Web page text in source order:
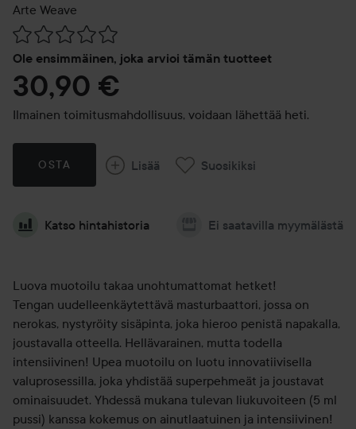
Arte Weave
Ole ensimmäinen, joka arvioi tämän tuotteet
Siirtyä jhk Arvosana & kommentit
30,90 €
Ilmainen toimitusmahdollisuus, voidaan lähettää heti.
OSTA Lisää Suosikiksi
Katso hintahistoria Ei saatavilla myymälästä
Luova muotoilu takaa unohtumattomat hetket!
Tengan uudelleenkäytettävä masturbaattori, jossa on
nerokas, nystyröity sisäpinta, joka hieroo penistä napakalla,
joustavalla otteella. Hellävarainen, mutta todella
intensiivinen! Upea muotoilu on luotu innovatiivisella
valuprosessilla, joka yhdistää superpehmeät ja joustavat
ominaisuudet. Yhdessä mukana tulevan liukuvoiteen (5 ml
pussi) kanssa kokemus on ainutlaatuinen ja intensiivinen!